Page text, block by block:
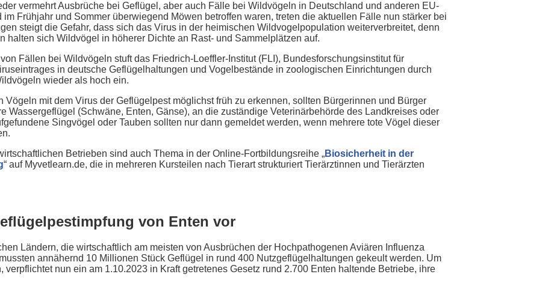
vermehrt Ausbrüche bei Geflügel, aber auch Fälle bei Wildvögeln in Deutschland und anderen EU-
Frühjahr und Sommer überwiegend Möwen betroffen waren, treten die aktuellen Fälle nun stärker bei
steigt die Gefahr, dass sich das Virus in der heimischen Wildvogelpopulation weiterverbreitet, denn
halten sich Wildvögel in höherer Dichte an Rast- und Sammelplätzen auf.
Fällen bei Wildvögeln stuft das Friedrich-Loeffler-Institut (FLI), Bundesforschungsinstitut für
in deutsche Geflügelhaltungen und Vogelbestände in zoologischen Einrichtungen durch
wieder als hoch ein.
Vögeln mit dem Virus der Geflügelpest möglichst früh zu erkennen, sollten Bürgerinnen und Bürger
Wassergeflügel (Schwäne, Enten, Gänse), an die zuständige Veterinärbehörde des Landkreises oder
Singvögel oder Tauben sollten nur dann gemeldet werden, wenn mehrere tote Vögel dieser
Betrieben sind auch Thema in der Online-Fortbildungsreihe „Biosicherheit in der
“ auf Myvetlearn.de, die in mehreren Kursteilen nach Tierart strukturiert Tierärztinnen und Tierärzten
von Enten vor
Ländern, die wirtschaftlich am meisten von Ausbrüchen der Hochpathogenen Aviären Influenza
annähernd 10 Millionen Stück Geflügel in rund 400 Nutzgeflügelhaltungen gekeult werden. Um
verpflichtet nun ein am 1.10.2023 in Kraft getretenes Gesetz rund 2.700 Enten haltende Betriebe, ihre